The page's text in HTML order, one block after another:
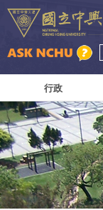
行政